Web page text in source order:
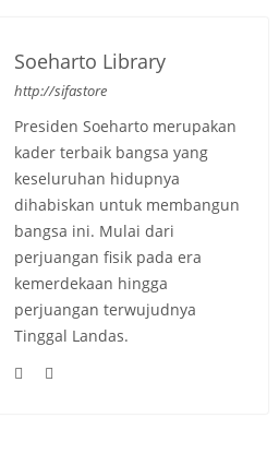
Soeharto Library
http://sifastore
Presiden Soeharto merupakan
kader terbaik bangsa yang
keseluruhan hidupnya
dihabiskan untuk membangun
bangsa ini. Mulai dari
perjuangan fisik pada era
kemerdekaan hingga
perjuangan terwujudnya
Tinggal Landas.